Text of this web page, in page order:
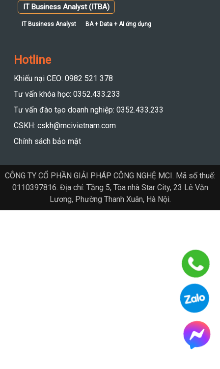
IT Business Analyst (ITBA)
IT Business Analyst BA + Data + AI ứng dụng
Hotline
Khiếu nại CEO: 0982 521 378
Tư vấn khóa học: 0352.433.233
Tư vấn đào tạo doanh nghiệp: 0352.433.233
CSKH: cskh@mcivietnam.com
Chính sách bảo mật
CÔNG TY CỔ PHẦN GIẢI PHÁP CÔNG NGHỆ MCI. Mã số thuế:
0110397816. Địa chỉ: Tầng 5, Tòa nhà Star City, 23 Lê Văn
Lương, Phường Thanh Xuân, Hà Nội.